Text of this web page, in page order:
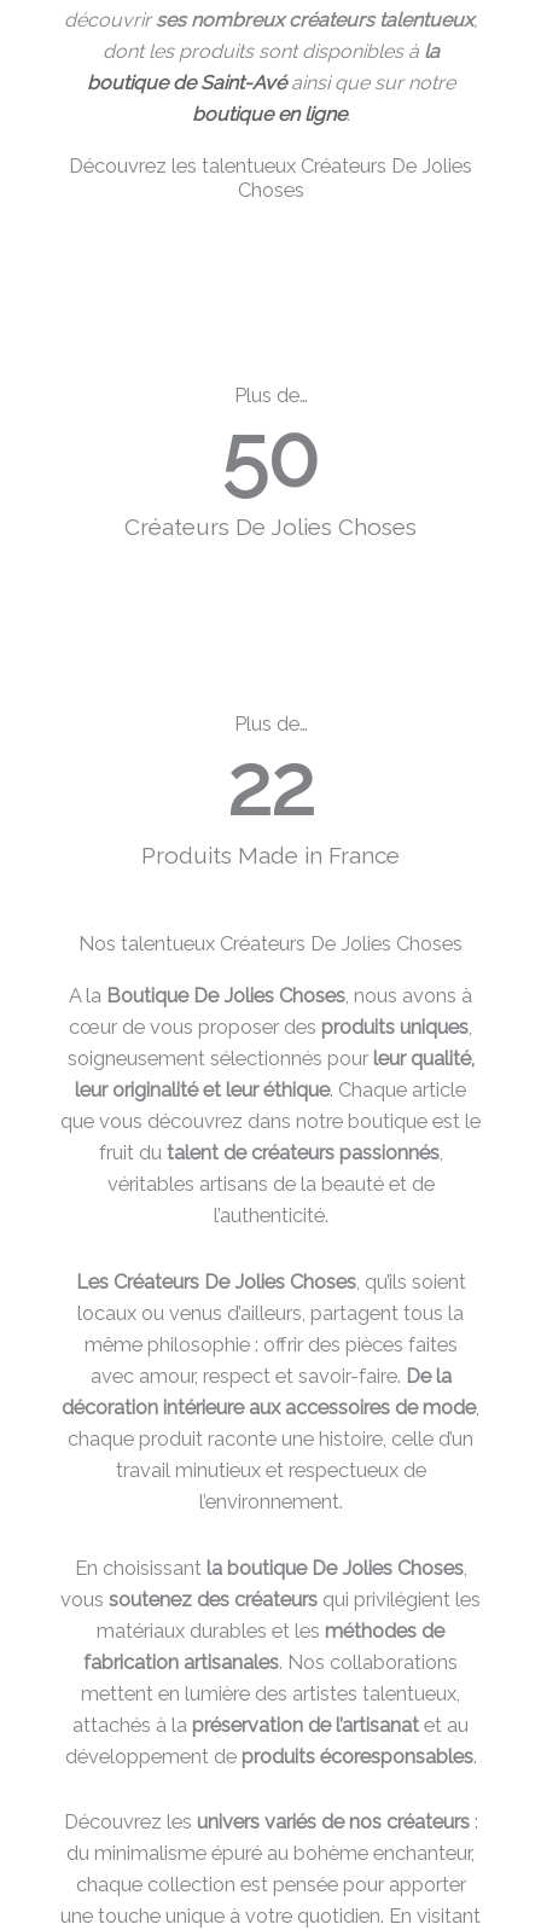
découvrir ses nombreux créateurs talentueux,
dont les produits sont disponibles à la
boutique de Saint-Avéainsi que sur notre
boutique en ligne.
Découvrez les talentueux Créateurs De Jolies
Choses
Plus de…
Créateurs De Jolies Choses
50
Plus de…
Produits Made in France​
34
Nos talentueux Créateurs De Jolies Choses
A la Boutique De Jolies Choses, nous avons à
cœur de vous proposer des produits uniques,
soigneusement sélectionnés pour leur qualité,
leur originalité et leur éthique. Chaque article
que vous découvrez dans notre boutique est le
fruit du talent de créateurs passionnés,
véritables artisans de la beauté et de
l’authenticité.
Les Créateurs De Jolies Choses, qu’ils soient
locaux ou venus d’ailleurs, partagent tous la
même philosophie : offrir des pièces faites
avec amour, respect et savoir-faire. De la
décoration intérieure aux accessoires de mode,
chaque produit raconte une histoire, celle d’un
travail minutieux et respectueux de
l’environnement.
En choisissant la boutique De Jolies Choses,
vous soutenez des créateurs qui privilégient les
matériaux durables et les méthodes de
fabrication artisanales. Nos collaborations
mettent en lumière des artistes talentueux,
attachés à la préservation de l’artisanat et au
développement de produits écoresponsables.
Découvrez les univers variés de nos créateurs:
du minimalisme épuré au bohème enchanteur,
chaque collection est pensée pour apporter
une touche unique à votre quotidien. En visitant